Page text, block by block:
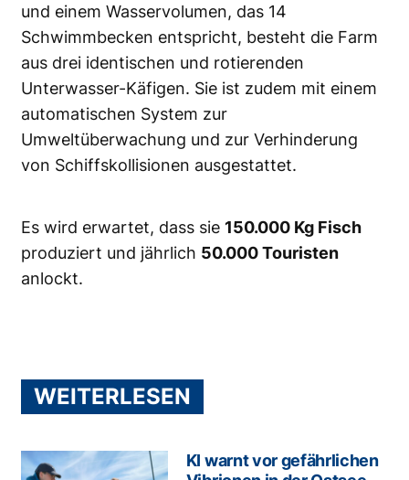
und einem Wasservolumen, das 14
Schwimmbecken entspricht, besteht die Farm
aus drei identischen und rotierenden
Unterwasser-Käfigen. Sie ist zudem mit einem
automatischen System zur
Umweltüberwachung und zur Verhinderung
von Schiffskollisionen ausgestattet.
Es wird erwartet, dass sie 150.000 Kg Fisch
produziert und jährlich 50.000 Touristen
anlockt.
WEITERLESEN
KI warnt vor gefährlichen